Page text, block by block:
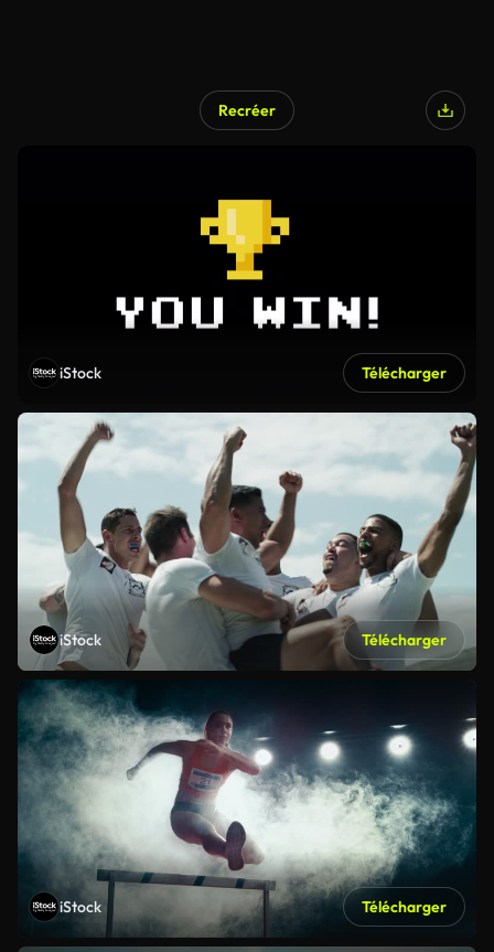
Recréer
iStock Télécharger
iStock Télécharger
iStock Télécharger